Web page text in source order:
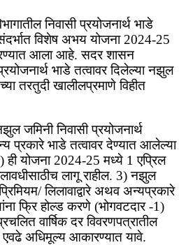
निवासी प्रयोजनार्थ भाडे
विशेष अभय योजना 2024-25
आला आहे. सदर शासन
भाडे तत्वावर दिलेल्या नझुल
तरतुदी खालीलप्रमाणे विहीत
जमिनी निवासी प्रयोजनार्थ
प्रकारे भाडे तत्वावर देण्यात आलेल्या
ही योजना 2024-25 मध्ये 1 एप्रिल
लागू राहील. 3) नझुल
लिलावाद्वारे अथव अन्यप्रकारे
फ्रि होल्ड करणे (भोगवटदार -1)
वार्षिक दर विवरणपत्रातील
एवढे अधिमूल्य आकारण्यात यावे.